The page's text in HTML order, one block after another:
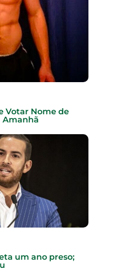
Votar Nome de
Amanhã
um ano preso;